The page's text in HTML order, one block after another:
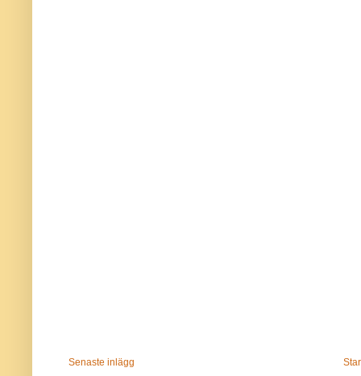
Senaste inlägg